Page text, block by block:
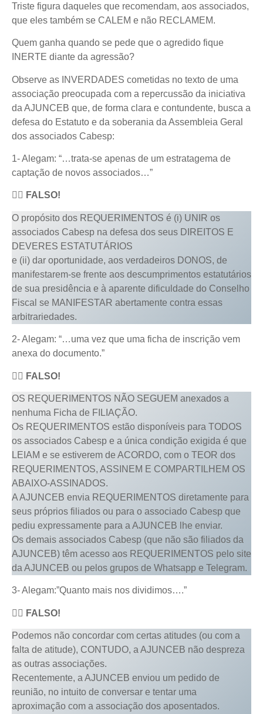
Triste figura daqueles que recomendam, aos associados,
que eles também se CALEM e não RECLAMEM.
Quem ganha quando se pede que o agredido fique
INERTE diante da agressão?
Observe as INVERDADES cometidas no texto de uma
associação preocupada com a repercussão da iniciativa
da AJUNCEB que, de forma clara e contundente, busca a
defesa do Estatuto e da soberania da Assembleia Geral
dos associados Cabesp:
1- Alegam: “…trata-se apenas de um estratagema de
captação de novos associados…”
👆🏻 FALSO!
O propósito dos REQUERIMENTOS é (i) UNIR os
associados Cabesp na defesa dos seus DIREITOS E
DEVERES ESTATUTÁRIOS
e (ii) dar oportunidade, aos verdadeiros DONOS, de
manifestarem-se frente aos descumprimentos estatutários
de sua presidência e à aparente dificuldade do Conselho
Fiscal se MANIFESTAR abertamente contra essas
arbitrariedades.
2- Alegam: “…uma vez que uma ficha de inscrição vem
anexa do documento.”
👆🏻 FALSO!
OS REQUERIMENTOS NÃO SEGUEM anexados a
nenhuma Ficha de FILIAÇÃO.
Os REQUERIMENTOS estão disponíveis para TODOS
os associados Cabesp e a única condição exigida é que
LEIAM e se estiverem de ACORDO, com o TEOR dos
REQUERIMENTOS, ASSINEM E COMPARTILHEM OS
ABAIXO-ASSINADOS.
A AJUNCEB envia REQUERIMENTOS diretamente para
seus próprios filiados ou para o associado Cabesp que
pediu expressamente para a AJUNCEB lhe enviar.
Os demais associados Cabesp (que não são filiados da
AJUNCEB) têm acesso aos REQUERIMENTOS pelo site
da AJUNCEB ou pelos grupos de Whatsapp e Telegram.
3- Alegam:”Quanto mais nos dividimos….”
👆🏻 FALSO!
Podemos não concordar com certas atitudes (ou com a
falta de atitude), CONTUDO, a AJUNCEB não despreza
as outras associações.
Recentemente, a AJUNCEB enviou um pedido de
reunião, no intuito de conversar e tentar uma
aproximação com a associação dos aposentados.